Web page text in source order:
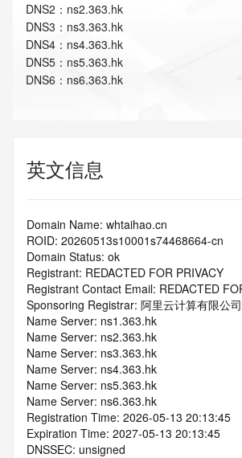
DNS2 ： ns2.363.hk
DNS3 ： ns3.363.hk
DNS4 ： ns4.363.hk
DNS5 ： ns5.363.hk
DNS6 ： ns6.363.hk
英文信息
Domain Name: whtaihao.cn
ROID: 20260513s10001s74468664-cn
Domain Status: ok
Registrant: REDACTED FOR PRIVACY
Registrant Contact Email: REDACTED
Sponsoring Registrar: 阿里云计算有限公司
Name Server: ns1.363.hk
Name Server: ns2.363.hk
Name Server: ns3.363.hk
Name Server: ns4.363.hk
Name Server: ns5.363.hk
Name Server: ns6.363.hk
Registration Time: 2026-05-13 20:13:45
Expiration Time: 2027-05-13 20:13:45
DNSSEC: unsigned